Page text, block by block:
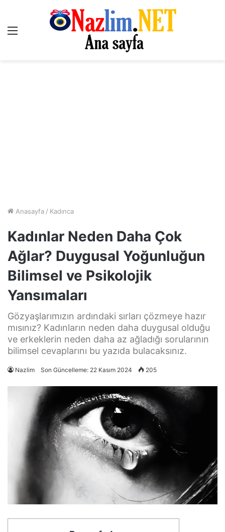
Menü
Anasayfa / Kadınca
Kadınlar Neden Daha Çok
Ağlar? Duygusal Yoğunluğun
Bilimsel ve Psikolojik
Yansımaları
Gözyaşlarımızın ardındaki sırları çözmeye hazır
mısınız? Kadınların neden daha duygusal olduğu
ve erkeklerin neden daha az ağladığı sorularının
bilimsel cevaplarını bu yazıda bulacaksınız.
Nazlim Son Güncelleme: 22 Kasım 2024 205